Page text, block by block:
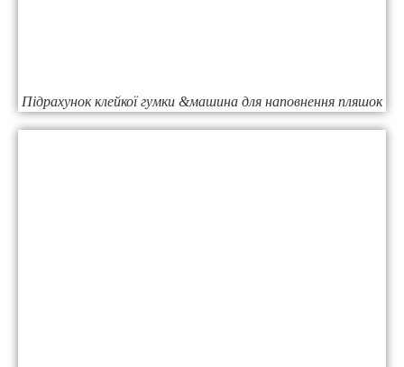
Підрахунок клейкої гумки &машина для наповнення пляшок